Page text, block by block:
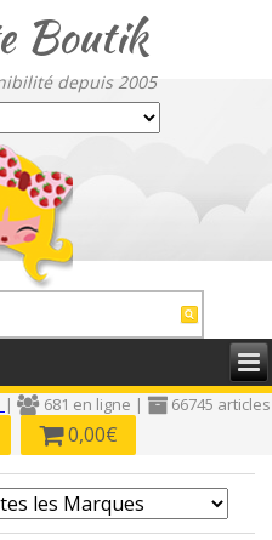
Boutik
depuis 2005
| 681 en ligne |
66745 articles
0,00€